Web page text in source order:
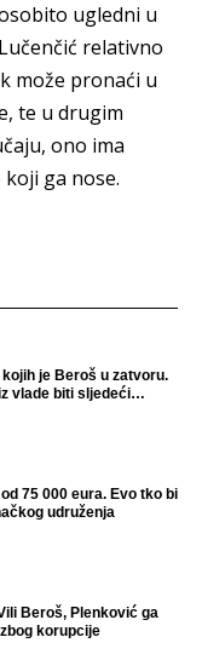
ugledni u
relativno
može pronaći u
te u drugim
ono ima
ga nose.
je Beroš u zatvoru.
vlade biti sljedeći
75 000 eura. Evo tko bi
udruženja
Beroš, Plenković ga
korupcije